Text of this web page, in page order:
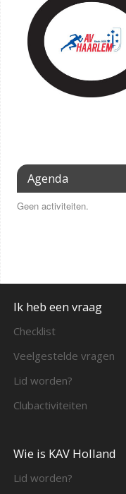
Agenda
Geen activiteiten.
Ik heb een vraag
Checklist
Veelgestelde vragen
Lid worden?
Clubactiviteiten
Wie is KAV Holland
Lid worden?